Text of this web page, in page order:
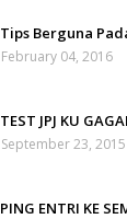
Tips Berguna
February 04, 2016
TEST JPJ KU
September 23, 2015
PING ENTRI KE